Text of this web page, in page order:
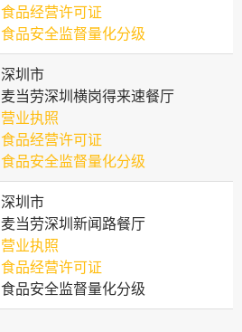
食品经营许可证
食品安全监督量化分级
深圳市
麦当劳深圳横岗得来速餐厅
营业执照
食品经营许可证
食品安全监督量化分级
深圳市
麦当劳深圳新闻路餐厅
营业执照
食品经营许可证
食品安全监督量化分级